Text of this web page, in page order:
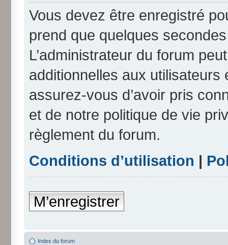
Vous devez être enregistré
prend que quelques
L’administrateur du forum
additionnelles aux
assurez-vous d’avoir pris
et de notre politique de vie
règlement du forum.
Conditions d’utilisation |
M’enregistrer
Index du forum